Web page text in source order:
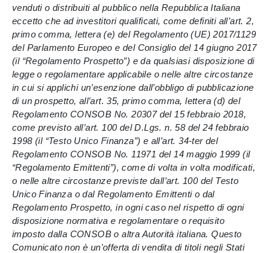
venduti o distribuiti al pubblico nella Repubblica Italiana
eccetto che ad investitori qualificati, come definiti all’art. 2,
primo comma, lettera (e) del Regolamento (UE) 2017/1129
del Parlamento Europeo e del Consiglio del 14 giugno 2017
(il “Regolamento Prospetto”) e da qualsiasi disposizione di
legge o regolamentare applicabile o nelle altre circostanze
in cui si applichi un’esenzione dall’obbligo di pubblicazione
di un prospetto, all’art. 35, primo comma, lettera (d) del
Regolamento CONSOB No. 20307 del 15 febbraio 2018,
come previsto all’art. 100 del D.Lgs. n. 58 del 24 febbraio
1998 (il “Testo Unico Finanza”) e all’art. 34-ter del
Regolamento CONSOB No. 11971 del 14 maggio 1999 (il
“Regolamento Emittenti”), come di volta in volta modificati,
o nelle altre circostanze previste dall’art. 100 del Testo
Unico Finanza o dal Regolamento Emittenti o dal
Regolamento Prospetto, in ogni caso nel rispetto di ogni
disposizione normativa e regolamentare o requisito
imposto dalla CONSOB o altra Autorità italiana. Questo
Comunicato non è un'offerta di vendita di titoli negli Stati